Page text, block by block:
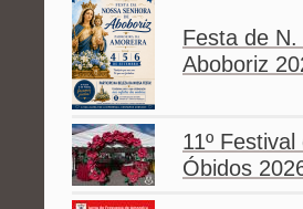
Festa de
Aboboriz
11º
Óbidos